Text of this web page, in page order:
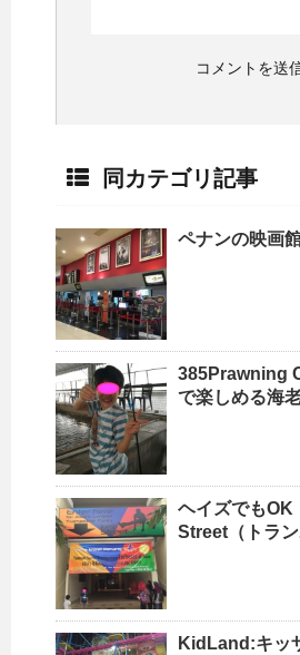
同カテゴリ記事
ペナンの映画
385Prawning
で楽しめる海
ヘイズでもOK
Street（トラン
KidLand:キッ